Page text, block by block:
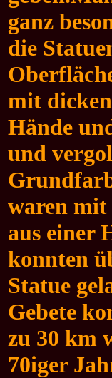
ganz
die
mit
Hände
und
waren mit
aus einer
konnten
Statue
Gebete
zu 30 km
70iger